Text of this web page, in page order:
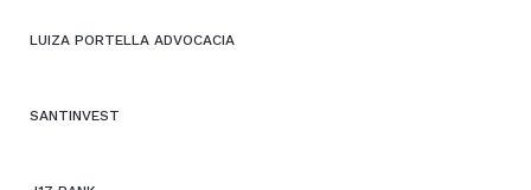
LUIZA PORTELLA ADVOCACIA
SANTINVEST